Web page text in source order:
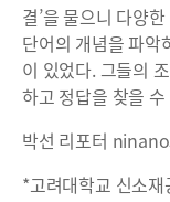
결’을 물으니 다양
단어의 개념을 파악
이 있었다. 그들의
하고 정답을 찾을
박선 리포터
*고려대학교 신소